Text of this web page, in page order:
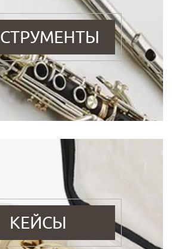
КЕЙСЫ